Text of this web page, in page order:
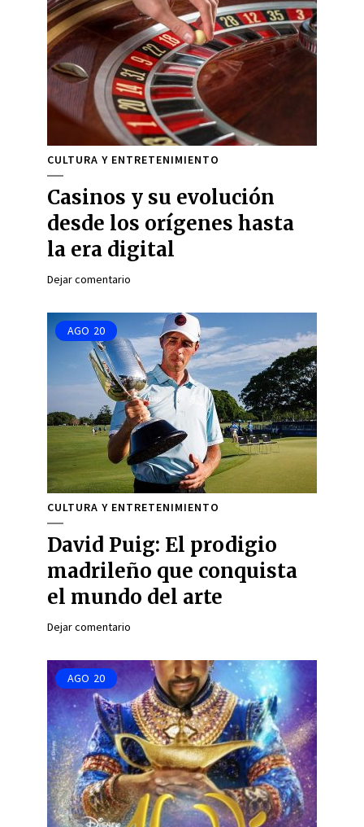
CULTURA Y ENTRETENIMIENTO
Casinos y su evolución
desde los orígenes hasta
la era digital
Dejar comentario
AGO 20
CULTURA Y ENTRETENIMIENTO
David Puig: El prodigio
madrileño que conquista
el mundo del arte
Dejar comentario
AGO 20